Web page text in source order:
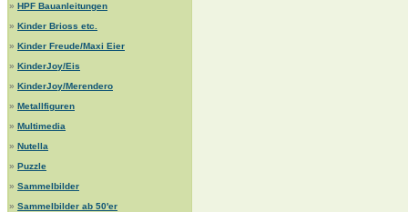
» HPF Bauanleitungen
» Kinder Brioss etc.
» Kinder Freude/Maxi Eier
» KinderJoy/Eis
» KinderJoy/Merendero
» Metallfiguren
» Multimedia
» Nutella
» Puzzle
» Sammelbilder
» Sammelbilder ab 50'er